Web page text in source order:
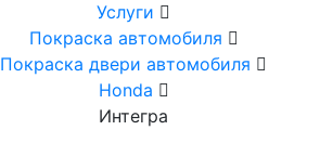
Услуги
Покраска автомобиля
Покраска двери автомобиля
Honda
Интегра